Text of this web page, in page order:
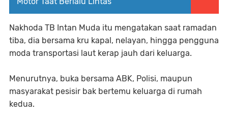
Nakhoda TB Intan Muda itu mengatakan saat ramadan
tiba, dia bersama kru kapal, nelayan, hingga pengguna
moda transportasi laut kerap jauh dari keluarga.
Menurutnya, buka bersama ABK, Polisi, maupun
masyarakat pesisir bak bertemu keluarga di rumah
kedua.